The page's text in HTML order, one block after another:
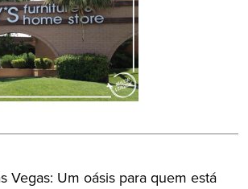
Vegas: Um oásis para quem está